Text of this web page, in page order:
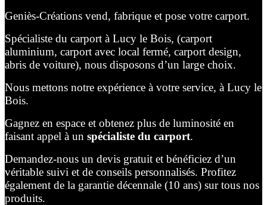
Geniès-Créations vend, fabrique et pose votre carport.
Spécialiste du carport à Lucy le Bois, (carport
aluminium, carport avec local fermé, carport design,
abris de voiture), nous disposons d’un large choix.
Nous mettons notre expérience à votre service, à Lucy le
Bois.
Gagnez en espace et obtenez plus de luminosité en
faisant appel à un spécialiste du carport.
Demandez-nous un devis gratuit et bénéficiez d’un
véritable suivi et de conseils personnalisés. Profitez
également de la garantie décennale (10 ans) sur tous nos
produits.